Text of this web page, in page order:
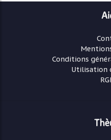
Conditions
Utilisation